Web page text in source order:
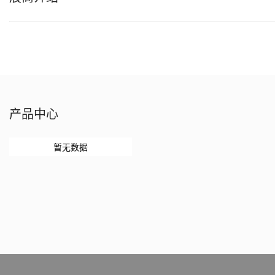
产品中心
暂无数据